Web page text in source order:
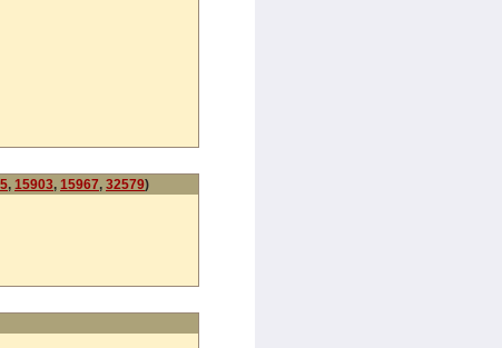
, 15903, 15967, 32579)